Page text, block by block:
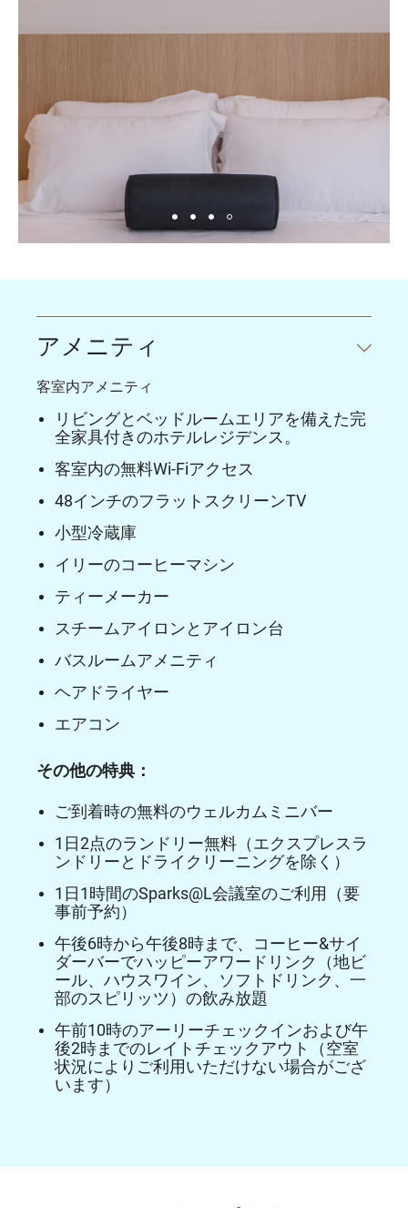
アメニティ
客室内アメニティ
リビングとベッドルームエリアを備えた完
全家具付きのホテルレジデンス。
客室内の無料Wi-Fiアクセス
48インチのフラットスクリーンTV
小型冷蔵庫
イリーのコーヒーマシン
ティーメーカー
スチームアイロンとアイロン台
バスルームアメニティ
ヘアドライヤー
エアコン
その他の特典：
ご到着時の無料のウェルカムミニバー
1日2点のランドリー無料（エクスプレスラ
ンドリーとドライクリーニングを除く）
1日1時間のSparks@L会議室のご利用（要
事前予約）
午後6時から午後8時まで、コーヒー&サイ
ダーバーでハッピーアワードリンク（地ビ
ール、ハウスワイン、ソフトドリンク、一
部のスピリッツ）の飲み放題
午前10時のアーリーチェックインおよび午
後2時までのレイトチェックアウト（空室
状況によりご利用いただけない場合がござ
います）